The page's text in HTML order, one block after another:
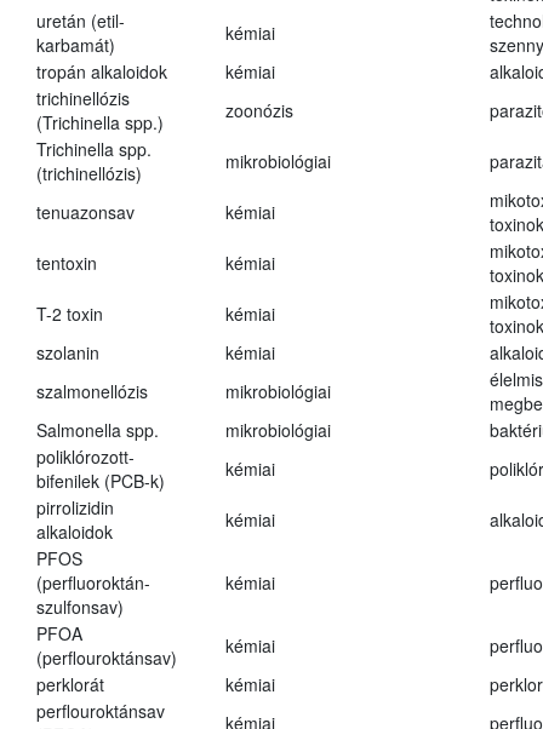
uretán (etil-
karbamát)
kémiai
tropán alkaloidok
kémiai
trichinellózis
(Trichinella spp.)
zoonózis
Trichinella spp.
(trichinellózis)
mikrobiológiai
tenuazonsav kémiai
toxinok
tentoxin
kémiai
toxinok
T-2 toxin
kémiai
toxinok
szolanin
kémiai
szalmonellózis
mikrobiológiai
Salmonella spp.
mikrobiológiai
poliklórozott-
bifenilek (PCB-k)
kémiai
pirrolizidin
alkaloidok
kémiai
PFOS
(perfluoroktán-
szulfonsav)
kémiai
PFOA
(perflouroktánsav)
kémiai
perklorát
kémiai
perflouroktánsav
kémiai